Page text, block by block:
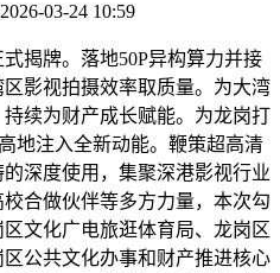
03-24 10:59
揭牌。落地50P异构算力并接
影视拍摄效率取质量。为大湾
续为财产成长赋能。为龙岗打
地注入全新动能。鞭策超高清
深度使用，集聚深港影视行业
合做伙伴等多方力量，本次勾
文化广电旅逛体育局、龙岗区
公共文化办事和财产推进核心